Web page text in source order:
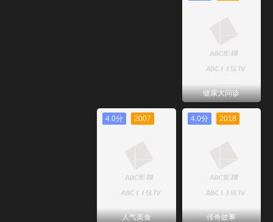
健康大问诊
4.0分 2007
人气美食
4.0分 2018
传奇故事